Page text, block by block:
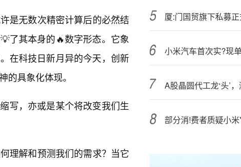
是无数次精密计算后的必然结
了其本身的🔥数字形态。它象
在科技日新月异的今天，创新
的具象化体现。
写，亦或是某个将改变我们生
理解和预测我们的需求？当它
小米汽车首次实?现
A股晶圆代工龙‘头’，
部分消!费者质疑小米